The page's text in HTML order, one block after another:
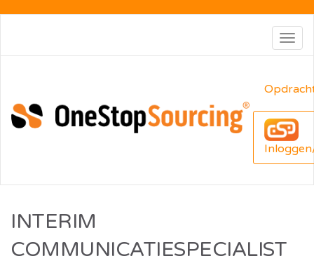
INTERIM
COMMUNICATIESPECIALIST